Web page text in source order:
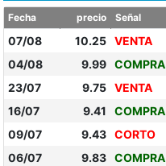
Fecha precio Señal
07/08 10.25 VENTA
04/08
9.99 COMPRA
23/07
9.75 VENTA
16/07
9.41 COMPRA
09/07
9.43 CORTO
06/07
9.83 COMPRA